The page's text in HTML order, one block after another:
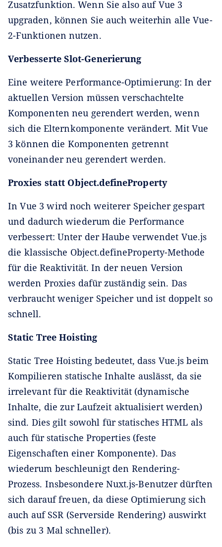
Zusatzfunktion. Wenn Sie also auf Vue 3
upgraden, können Sie auch weiterhin alle Vue-
2-Funktionen nutzen.
Verbesserte Slot-Generierung
Eine weitere Performance-Optimierung: In der
aktuellen Version müssen verschachtelte
Komponenten neu gerendert werden, wenn
sich die Elternkomponente verändert. Mit Vue
3 können die Komponenten getrennt
voneinander neu gerendert werden.
Proxies statt Object.defineProperty
In Vue 3 wird noch weiterer Speicher gespart
und dadurch wiederum die Performance
verbessert: Unter der Haube verwendet Vue.js
die klassische Object.defineProperty-Methode
für die Reaktivität. In der neuen Version
werden Proxies dafür zuständig sein. Das
verbraucht weniger Speicher und ist doppelt so
schnell.
Static Tree Hoisting
Static Tree Hoisting bedeutet, dass Vue.js beim
Kompilieren statische Inhalte auslässt, da sie
irrelevant für die Reaktivität (dynamische
Inhalte, die zur Laufzeit aktualisiert werden)
sind. Dies gilt sowohl für statisches HTML als
auch für statische Properties (feste
Eigenschaften einer Komponente). Das
wiederum beschleunigt den Rendering-
Prozess. Insbesondere Nuxt.js-Benutzer dürften
sich darauf freuen, da diese Optimierung sich
auch auf SSR (Serverside Rendering) auswirkt
(bis zu 3 Mal schneller).